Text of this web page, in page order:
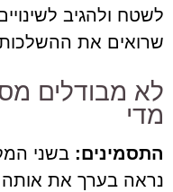
לשטח ולהגיב
שרואים את ההשלכות
לא מבודלים
מדי
התסמינים: בשני
נראה בערך את